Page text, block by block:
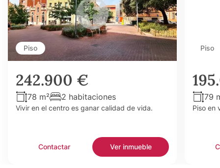
Piso
242.900 €
78 m² 2 habitaciones
Vivir en el centro es ganar calidad de vida.
Contactar Ver inmueble
Piso
79
Piso en